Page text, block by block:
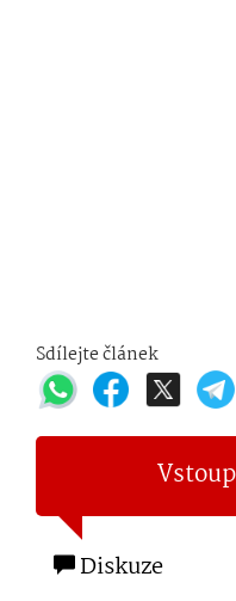
Sdílejte článek
Diskuze